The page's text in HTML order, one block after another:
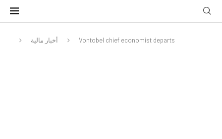
أخبار مالية Vontobel chief economist departs